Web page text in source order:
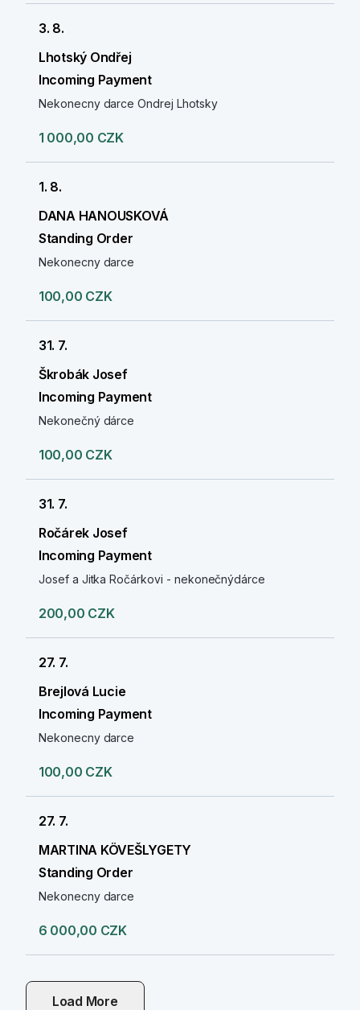
3. 8.
Lhotský Ondřej
Incoming Payment
Nekonecny darce Ondrej Lhotsky
1 000,00 CZK
1. 8.
DANA HANOUSKOVÁ
Standing Order
Nekonecny darce
100,00 CZK
31. 7.
Škrobák Josef
Incoming Payment
Nekonečný dárce
100,00 CZK
31. 7.
Ročárek Josef
Incoming Payment
Josef a Jitka Ročárkovi - nekonečnýdárce
200,00 CZK
27. 7.
Brejlová Lucie
Incoming Payment
Nekonecny darce
100,00 CZK
27. 7.
MARTINA KÖVEŠLYGETY
Standing Order
Nekonecny darce
6 000,00 CZK
Load More